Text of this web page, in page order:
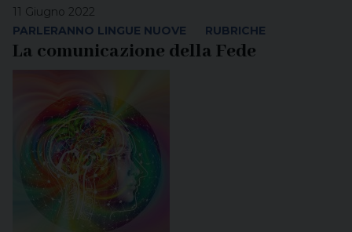
11 Giugno 2022
PARLERANNO LINGUE NUOVE
RUBRICHE
La comunicazione della Fede